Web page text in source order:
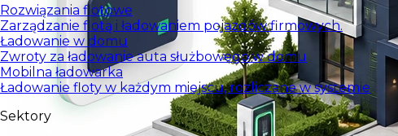
Rozwiązania flotowe
Zarządzanie flotą i ładowaniem pojazdów firmowych.
Ładowanie w domu
Zwroty za ładowanie auta służbowego w domu
Mobilna ładowarka
Ładowanie floty w każdym miejscu, rozliczane w systemie
Sektory